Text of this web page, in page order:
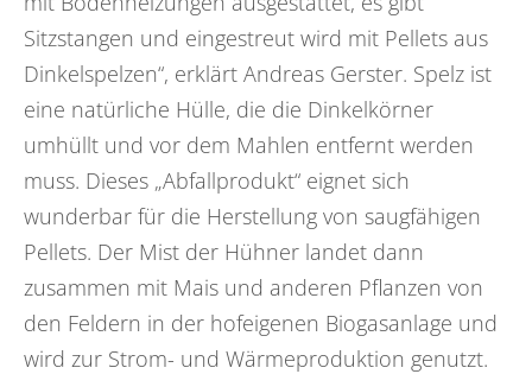
Sitzstangen und eingestreut wird mit Pellets aus
Dinkelspelzen“, erklärt Andreas Gerster. Spelz ist
eine natürliche Hülle, die die Dinkelkörner
umhüllt und vor dem Mahlen entfernt werden
muss. Dieses „Abfallprodukt“ eignet sich
wunderbar für die Herstellung von saugfähigen
Pellets. Der Mist der Hühner landet dann
zusammen mit Mais und anderen Pflanzen von
den Feldern in der hofeigenen Biogasanlage und
wird zur Strom- und Wärmeproduktion genutzt.